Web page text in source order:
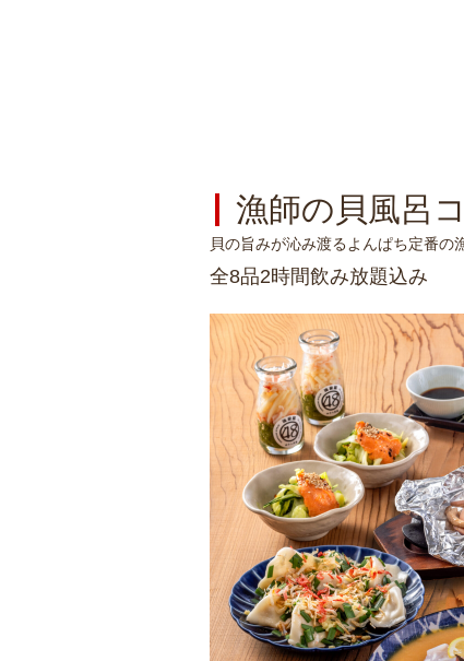
漁師の貝風呂
貝の旨みが沁み渡るよんぱち定番の
全8品2時間飲み放題込み